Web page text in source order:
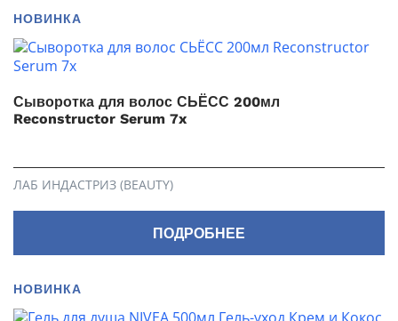
НОВИНКА
Сыворотка для волос СЬЁСС 200мл
Reconstructor Serum 7x
ЛАБ ИНДАСТРИЗ (BEAUTY)
ПОДРОБНЕЕ
НОВИНКА